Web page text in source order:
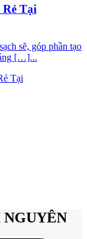
Tại
sẽ, góp phần tạo
[…]...